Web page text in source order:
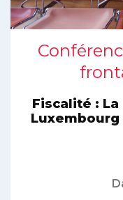
Fiscalité :